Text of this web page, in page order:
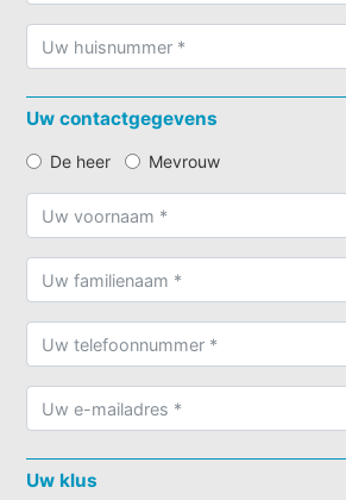
Uw contactgegevens
De heer Mevrouw
Uw klus